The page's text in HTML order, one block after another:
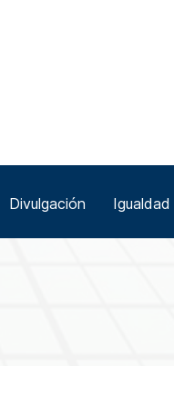
Divulgación Igualdad